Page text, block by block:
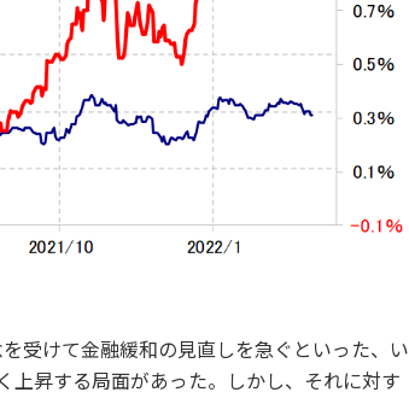
受けて金融緩和の見直しを急ぐといった、い
上昇する局面があった。しかし、それに対す